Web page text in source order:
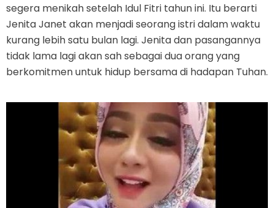
segera menikah setelah Idul Fitri tahun ini. Itu berarti
Jenita Janet akan menjadi seorang istri dalam waktu
kurang lebih satu bulan lagi. Jenita dan pasangannya
tidak lama lagi akan sah sebagai dua orang yang
berkomitmen untuk hidup bersama di hadapan Tuhan.